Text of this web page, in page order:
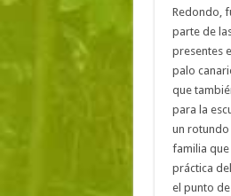
Redondo,
parte de
presentes
palo
que
para la
un rotundo
familia
práctica
el punto